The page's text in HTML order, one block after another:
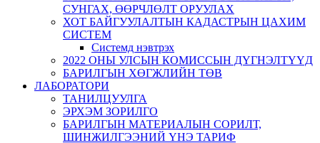
СУНГАХ, ӨӨРЧЛӨЛТ ОРУУЛАХ
ХОТ БАЙГУУЛАЛТЫН КАДАСТРЫН ЦАХИМ
СИСТЕМ
Системд нэвтрэх
2022 ОНЫ УЛСЫН КОМИССЫН ДҮГНЭЛТҮҮД
БАРИЛГЫН ХӨГЖЛИЙН ТӨВ
ЛАБОРАТОРИ
ТАНИЛЦУУЛГА
ЭРХЭМ ЗОРИЛГО
БАРИЛГЫН МАТЕРИАЛЫН СОРИЛТ,
ШИНЖИЛГЭЭНИЙ ҮНЭ ТАРИФ